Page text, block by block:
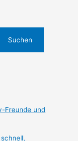
Suchen
Freunde und